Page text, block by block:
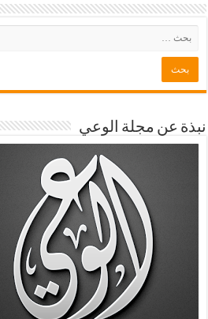
نبذة عن مجلة الوعي